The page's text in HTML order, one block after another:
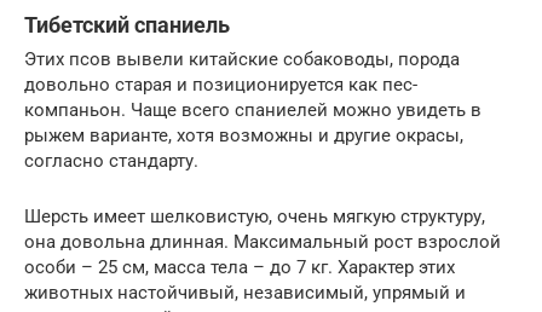
Тибетский спаниель
Этих псов вывели китайские собаководы, порода
довольно старая и позиционируется как пес-
компаньон. Чаще всего спаниелей можно увидеть в
рыжем варианте, хотя возможны и другие окрасы,
согласно стандарту.
Шерсть имеет шелковистую, очень мягкую структуру,
она довольна длинная. Максимальный рост взрослой
особи – 25 см, масса тела – до 7 кг. Характер этих
животных настойчивый, независимый, упрямый и